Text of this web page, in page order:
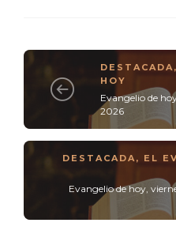
DESTACADA ,
HOY
Evangelio de
2026
DESTACADA , EL
Evangelio de hoy,